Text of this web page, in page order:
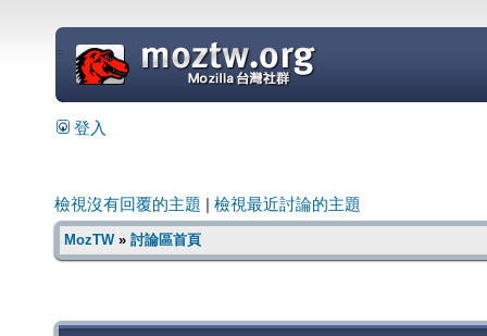
=
登入
檢視沒有回覆的主題 檢視最近討論的主題
MozTW» 討論區首頁